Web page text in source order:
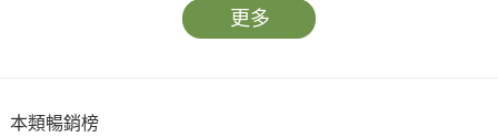
體教母歐普拉節目座上賓，出了五本暢銷書，演講報酬一場高達
六位數美金，還被皮克斯、IBM等爭相邀請擔任企業顧問。
素人，但在他登上演講臺之後，成千上萬的人認識他、追隨他，
更多
本類暢銷榜